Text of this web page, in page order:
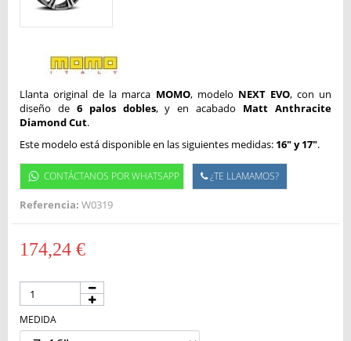
Llanta original de la marca MOMO, modelo NEXT EVO, con un
diseño de 6 palos dobles, y en acabado Matt Anthracite
Diamond Cut.
Este modelo está disponible en las siguientes medidas: 16" y 17".
CONTÁCTANOS POR WHATSAPP ¿TE LLAMAMOS?
Referencia: W0319
174,24 €
MEDIDA